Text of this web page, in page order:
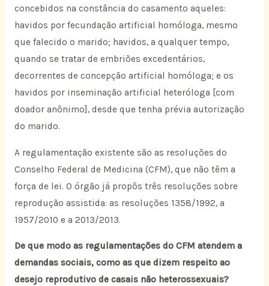
concebidos na constância do casamento aqueles:
havidos por fecundação artificial homóloga, mesmo
que falecido o marido; havidos, a qualquer tempo,
quando se tratar de embriões excedentários,
decorrentes de concepção artificial homóloga; e os
havidos por inseminação artificial heteróloga [com
doador anônimo], desde que tenha prévia autorização
do marido.
A regulamentação existente são as resoluções do
Conselho Federal de Medicina (CFM), que não têm a
força de lei. O órgão já propôs três resoluções sobre
reprodução assistida: as resoluções 1358/1992, a
1957/2010 e a 2013/2013.
De que modo as regulamentações do CFM atendem a
demandas sociais, como as que dizem respeito ao
desejo reprodutivo de casais não heterossexuais?